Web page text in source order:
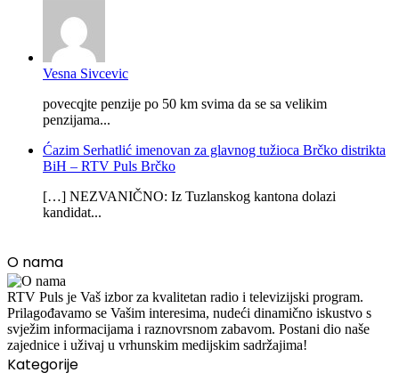
Vesna Sivcevic
povecqjte penzije po 50 km svima da se sa velikim
penzijama...
Ćazim Serhatlić imenovan za glavnog tužioca Brčko distrikta
BiH – RTV Puls Brčko
[…] NEZVANIČNO: Iz Tuzlanskog kantona dolazi
kandidat...
O nama
RTV Puls je Vaš izbor za kvalitetan radio i televizijski program.
Prilagođavamo se Vašim interesima, nudeći dinamično iskustvo s
svježim informacijama i raznovrsnom zabavom. Postani dio naše
zajednice i uživaj u vrhunskim medijskim sadržajima!
Kategorije